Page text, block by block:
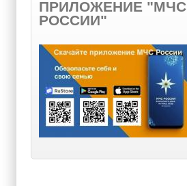
ПРИЛОЖЕНИЕ "МЧС
РОССИИ"